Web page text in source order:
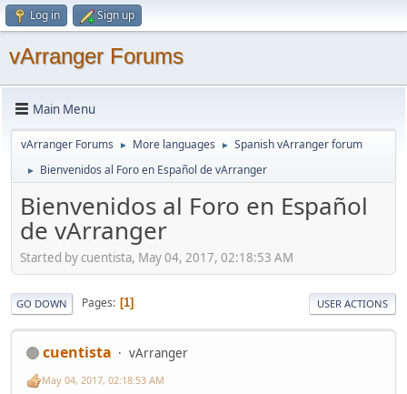
Log in Sign up
vArranger Forums
Main Menu
vArranger Forums ► More languages ► Spanish vArranger forum
► Bienvenidos al Foro en Español de vArranger
Bienvenidos al Foro en Español
de vArranger
Started by cuentista, May 04, 2017, 02:18:53 AM
GO DOWN Pages 1 USER ACTIONS
cuentista vArranger
May 04, 2017, 02:18:53 AM